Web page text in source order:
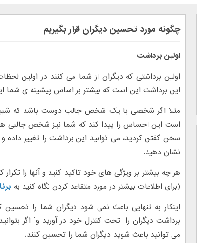
چگونه مورد تحسین دیگران قرار بگیریم
اولین برداشت
اولین برداشتی که دیگران از شما می کنند در اولین
این برداشت این است که بیشتر بر اساس پیشینه ی شما
مثلا اگر شخصی با یک شخص جالب دوست باشد که
است این احساس را پیدا کند که شما نیز شخص جالبی
سخن گفتن کردید، می توانید این برداشت را تغییر داده
نشان دهید.
هر چه بیشتر بر ویژگی های خود تاکید کنید و آنها را تکرار
(برای اطلاعات بیشتر در مورد متقاعد کردن نگاه کنید به
اینکار به تنهایی باعث نمی شود دیگران شما را تحسین
برداشت دیگران را تحت کنترل خود در آورید و` اگر
می توانید باعث شوید دیگران شما را تحسین کنند.